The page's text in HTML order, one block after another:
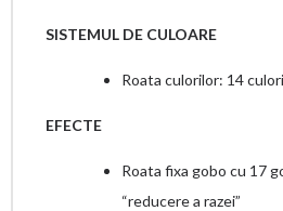
SISTEMUL DE CULOARE
Roata culorilor: 14
EFECTE
Roata fixa gobo cu 17
“reducere a razei”